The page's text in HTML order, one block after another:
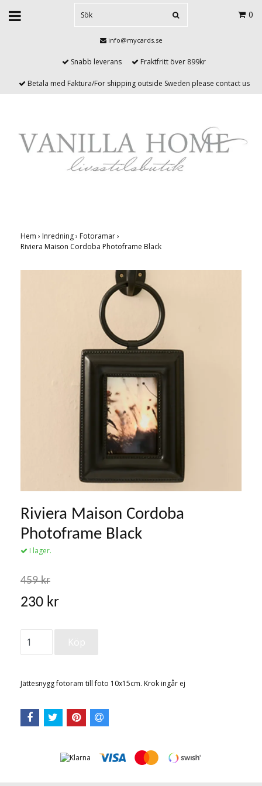
0
info@mycards.se
Snabb leverans Fraktfritt över 899kr
Betala med Faktura/For shipping outside Sweden please contact us
Hem › Inredning› Fotoramar›
Riviera Maison Cordoba Photoframe Black
Riviera Maison Cordoba
Photoframe Black
I lager.
459 kr
230 kr
Jättesnygg fotoram till foto 10x15cm. Krok ingår ej